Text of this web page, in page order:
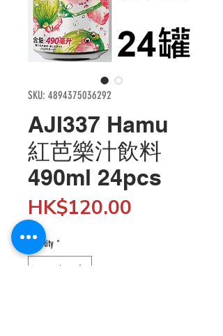
SKU: 4894375036292
AJI337 Hamu
紅芭樂汁飲料
490ml 24pcs
HK$120.00
Quantity *